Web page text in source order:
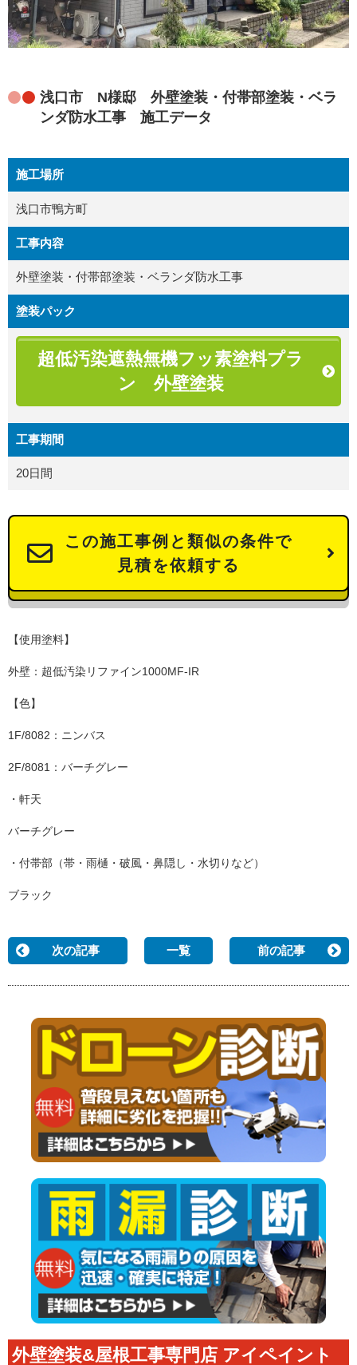
浅口市 N様邸 外壁塗装・付帯部塗装・ベラ
ンダ防水工事 施工データ
施工場所
浅口市鴨方町
工事内容
外壁塗装・付帯部塗装・ベランダ防水工事
塗装パック
超低汚染遮熱無機フッ素塗料プラ
ン 外壁塗装
工事期間
20日間
この施工事例と類似の条件で
見積を依頼する
【使用塗料】
外壁：超低汚染リファイン1000MF-IR
【色】
1F/8082：ニンバス
2F/8081：バーチグレー
・軒天
バーチグレー
・付帯部（帯・雨樋・破風・鼻隠し・水切りなど）
ブラック
次の記事 一覧 前の記事
外壁塗装&屋根工事専門店 アイペイント